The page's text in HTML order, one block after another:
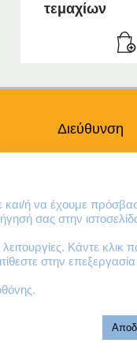
τεμαχίων
Διεύθυνση
Τ.Κ. 182 33
Email
και/ή να έχουμε
σας στην
Κάντε κλικ
στην